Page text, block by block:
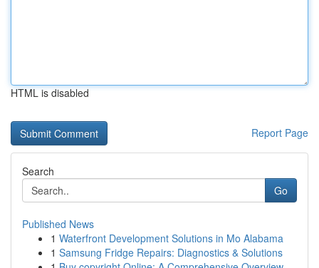
HTML is disabled
Report Page
Search
Go
Published News
1 Waterfront Development Solutions in Mo Alabama
1 Samsung Fridge Repairs: Diagnostics & Solutions